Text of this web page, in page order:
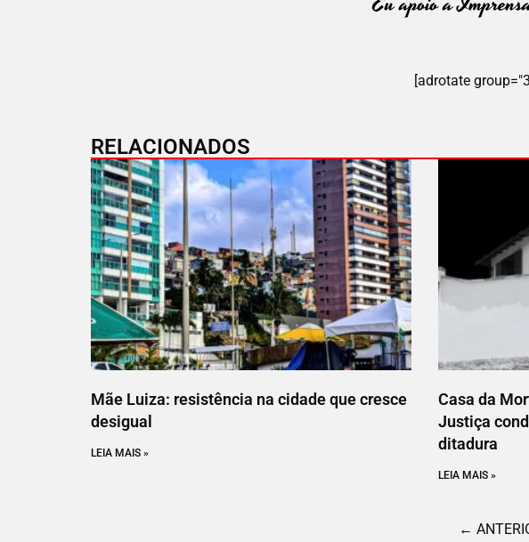
[adrotate
RELACIONADOS
Mãe Luiza: resistência na cidade que cresce
desigual
LEIA MAIS »
Casa da
Justiça
ditadura
LEIA MAIS »
←